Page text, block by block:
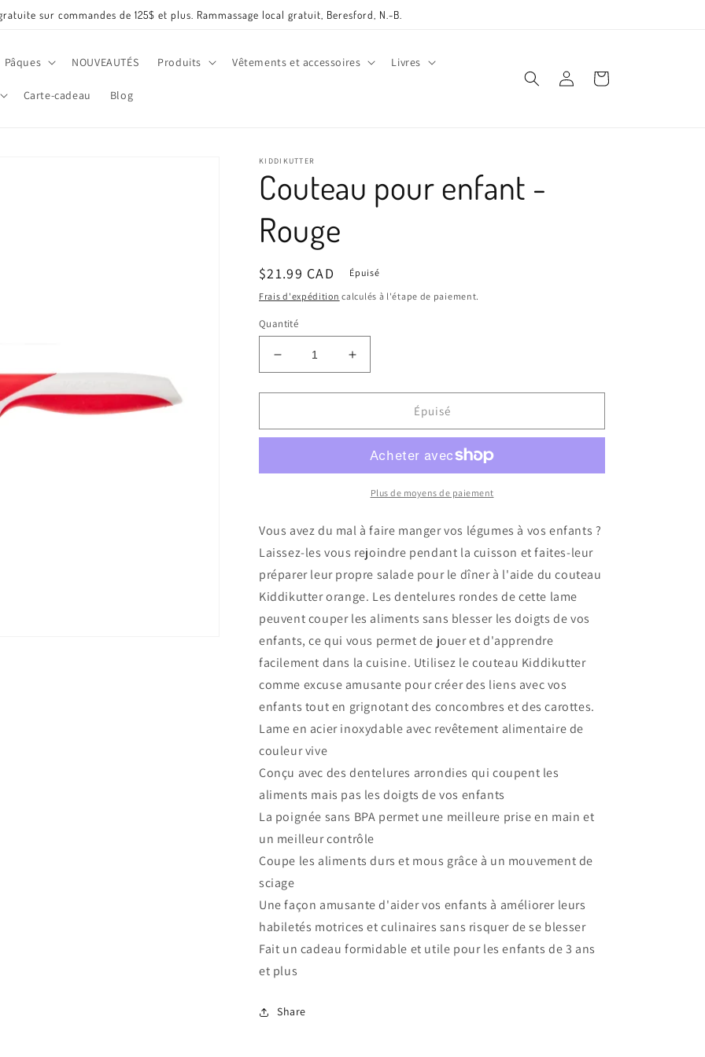
sur commandes de 125$ et plus. Rammassage local gratuit, Beresford, N.-B.
Pâques NOUVEAUTÉS Produits Vêtements et accessoires Livres
Carte-cadeau Blog
Connexion Panier
KIDDIKUTTER
Couteau pour enfant -
Rouge
Prix
habituel
$21.99 CAD
Épuisé
Frais d'expédition calculés à l'étape de paiement.
Quantité
Réduire
la
quantité
Couteau
-
Augmenter
la
quantité
Couteau
enfant
-
Rouge
Épuisé
Plus de moyens de paiement
Vous avez du mal à faire manger vos légumes à vos enfants ?
Laissez-les vous rejoindre pendant la cuisson et faites-leur
préparer leur propre salade pour le dîner à l'aide du couteau
Kiddikutter orange. Les dentelures rondes de cette lame
peuvent couper les aliments sans blesser les doigts de vos
enfants, ce qui vous permet de jouer et d'apprendre
facilement dans la cuisine. Utilisez le couteau Kiddikutter
comme excuse amusante pour créer des liens avec vos
enfants tout en grignotant des concombres et des carottes.
Lame en acier inoxydable avec revêtement alimentaire de
couleur vive
Conçu avec des dentelures arrondies qui coupent les
aliments mais pas les doigts de vos enfants
La poignée sans BPA permet une meilleure prise en main et
un meilleur contrôle
Coupe les aliments durs et mous grâce à un mouvement de
sciage
Une façon amusante d'aider vos enfants à améliorer leurs
habiletés motrices et culinaires sans risquer de se blesser
Fait un cadeau formidable et utile pour les enfants de 3 ans
et plus
Share